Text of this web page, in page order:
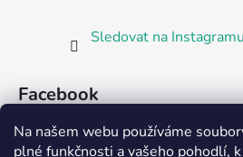
Na našem webu používáme
plné funkčnosti a vašeho pohodlí,
Sledovat na Instagramu
Facebook